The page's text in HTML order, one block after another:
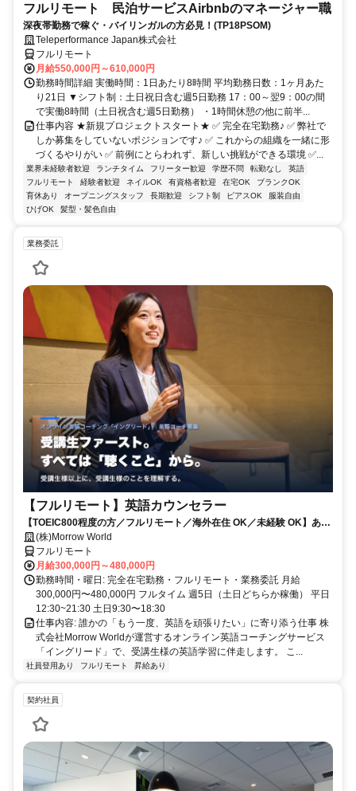
フルリモート 民泊サービスAirbnbのマネージャー職
深夜帯勤務で稼ぐ・バイリンガルの方必見！(TP18PSOM)
Teleperformance Japan株式会社
フルリモート
月給550,000円～610,000円
勤務時間詳細 実働時間：1日あたり8時間 平均勤務日数：1ヶ月あた
り21日 ▼シフト制：土日祝日含む週5日勤務 17：00～翌9：00の間
で実働8時間（土日祝含む週5日勤務） ・1時間休憩の他に前半...
仕事内容 ★新規プロジェクトスタート★ ✅ 完全在宅勤務♪ ✅ 弊社で
しか募集をしていないポジションです♪ ✅ これからの組織を一緒に形
づくるやりがい ✅ 前例にとらわれず、新しい挑戦ができる環境 ✅...
業界未経験者歓迎 ランチタイム フリーター歓迎 学歴不問 転勤なし
英語
フルリモート
経験者歓迎 ネイルOK 有資格者歓迎 在宅OK
ブランクOK
育休あり
オープニングスタッフ 長期歓迎 シフト制 ピアスOK
服装自由
ひげOK
髪型・髪色自由
業務委託
【フルリモート】英語カウンセラー
【TOEIC800程度の方／フルリモート／海外在住 OK／未経験 OK】あな
たが英語学習で経験した失敗も成功も。すべてが、受講生の人生を変え
るお仕事です。
(株)Morrow World
フルリモート
月給300,000円～480,000円
勤務時間・曜日: 完全在宅勤務・フルリモート・業務委託 月給
300,000円〜480,000円 フルタイム 週5日（土日どちらか稼働） 平日
12:30~21:30 土日9:30〜18:30
仕事内容: 誰かの「もう一度、英語を頑張りたい」に寄り添う仕事 株
式会社Morrow Worldが運営するオンライン英語コーチングサービス
「イングリード」で、受講生様の英語学習に伴走します。 こ...
社員登用あり フルリモート 昇給あり
契約社員